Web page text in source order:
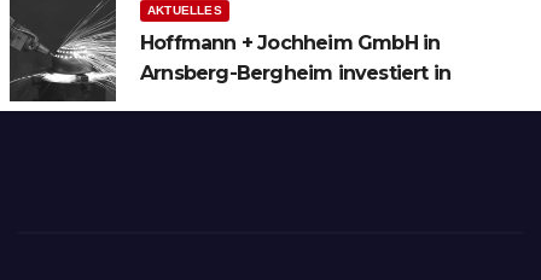
AKTUELLES
Hoffmann + Jochheim GmbH in
Arnsberg-Bergheim investiert in